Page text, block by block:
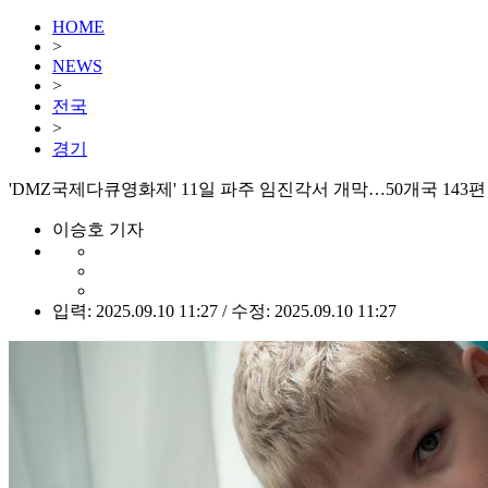
HOME
>
NEWS
>
전국
>
경기
'DMZ국제다큐영화제' 11일 파주 임진각서 개막…50개국 143
이승호 기자
입력: 2025.09.10 11:27 / 수정: 2025.09.10 11:27